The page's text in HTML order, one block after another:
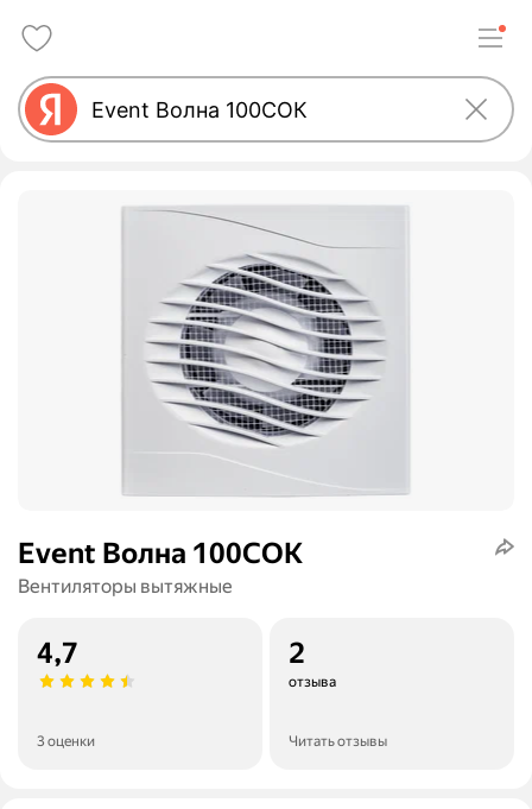
Event Волна 100СОК
Вентиляторы вытяжные
4,7
3 оценки
2
отзыва
Читать отзывы